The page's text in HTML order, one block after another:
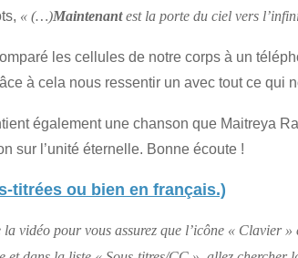
« (…)Maintenantest la porte du ciel vers
les cellules de notre corps à un
à cela nous ressentir un avec tout ce qui
également une chanson que Maitreya
sur l’unité éternelle. Bonne écoute !
titrées ou bien en français.)
vidéo pour vous assurez que l’icône « Clavier